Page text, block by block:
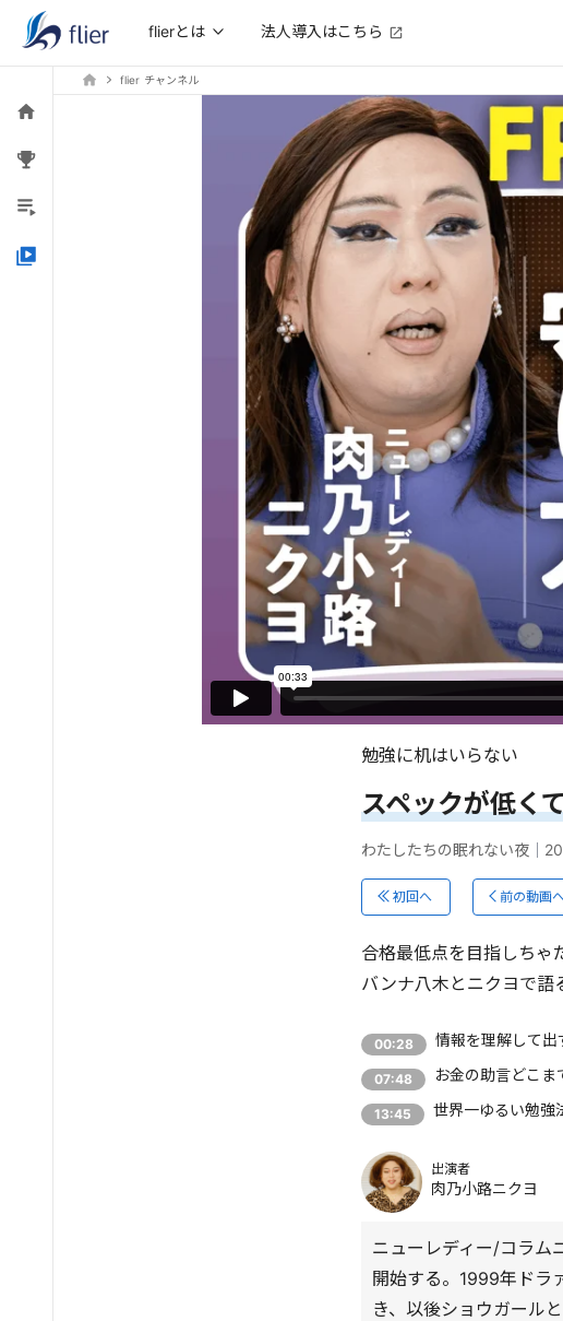
flierとは 法人導入はこちら
flier チャンネル
勉強に机はいらない
スペックが低く
わたしたちの眠れない夜
初回へ 前の動画
合格最低点を目指しち
バンナ八木とニクヨで語
00:28 情報を理解して出
07:48 お金の助言どこま
13:45 世界一ゆるい勉強
出演者
肉乃小路ニクヨ
ニューレディー/コラム
開始する。1999年ドラ
き、以後ショウガール